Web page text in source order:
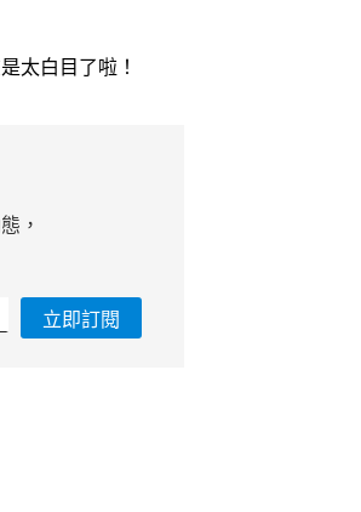
太白目了啦！
，
立即訂閱